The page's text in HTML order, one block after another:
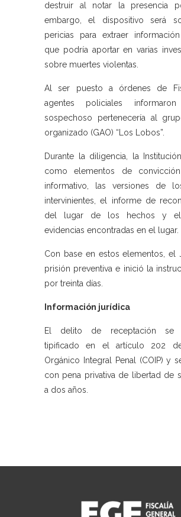
destruir al notar la presencia
embargo, el dispositivo será
pericias para extraer
que podría aportar en varias
sobre muertes violentas.
Al ser puesto a órdenes de
agentes policiales
sospechoso pertenecería al
organizado (GAO) “Los Lobos”.
Durante la diligencia, la
como elementos de
informativo, las versiones de
intervinientes, el informe de
del lugar de los hechos y
evidencias encontradas en el lugar.
Con base en estos elementos, el
prisión preventiva e inició la
por treinta días.
Información jurídica
El delito de receptación se
tipificado en el artículo 202
Orgánico Integral Penal (COIP) y
con pena privativa de libertad de
a dos años.